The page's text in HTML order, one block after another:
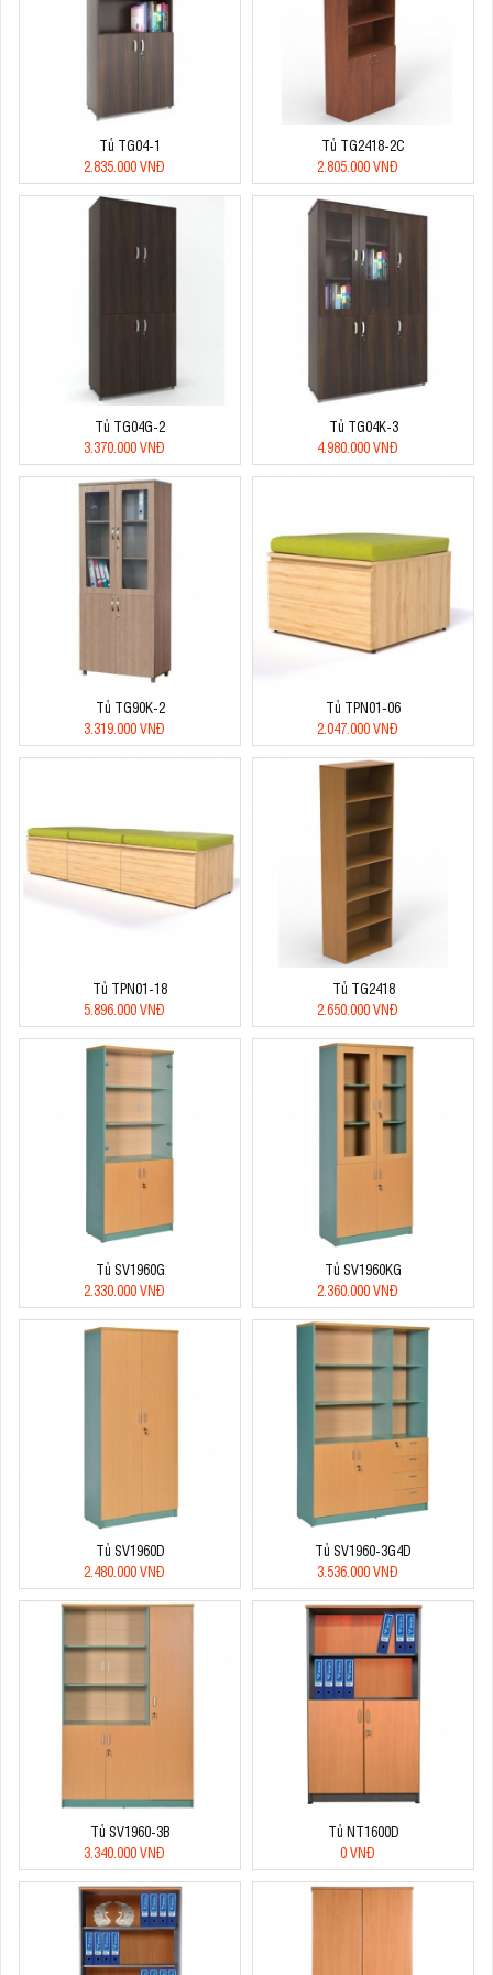
Tủ TG04-1
2.835.000 VNĐ
Tủ TG2418-2C
2.805.000 VNĐ
Tủ TG04G-2
3.370.000 VNĐ
Tủ TG04K-3
4.980.000 VNĐ
Tủ TG90K-2
3.319.000 VNĐ
Tủ TPN01-06
2.047.000 VNĐ
Tủ TPN01-18
5.896.000 VNĐ
Tủ TG2418
2.650.000 VNĐ
Tủ SV1960G
2.330.000 VNĐ
Tủ SV1960KG
2.360.000 VNĐ
Tủ SV1960D
2.480.000 VNĐ
Tủ SV1960-3G4D
3.536.000 VNĐ
Tủ SV1960-3B
3.340.000 VNĐ
Tủ NT1600D
0 VNĐ